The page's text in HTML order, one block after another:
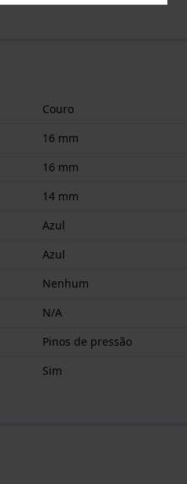
Couro
16 mm
16 mm
14 mm
Azul
Azul
Nenhum
N/A
Pinos de pressão
Sim